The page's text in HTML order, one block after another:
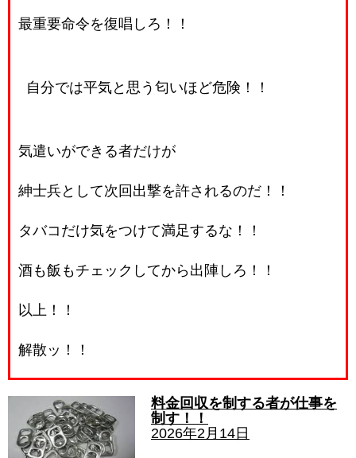
最重要命令を復唱しろ！！
自分では平気と思う匂いほど危険！！
気遣いができる者だけが
紳士兵として次回出撃を許されるのだ！！
タバコだけ気をつけて満足するな！！
酒も飯もチェックしてから出陣しろ！！
以上！！
解散ッ！！
料金回収を制する者が仕事を
制す！！
2026年2月14日